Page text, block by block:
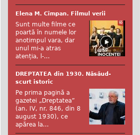
Elena M. Cîmpan. Filmul verii
Sunt multe filme ce
poartă în numele lor
anotimpul vara, dar
unul mi-a atras
atenția, l-...
DREPTATEA din 1930. Năsăud-
scurt istoric
Pe prima pagină a
gazetei „Dreptatea”
(an. IV, nr. 846, din 8
august 1930), ce
apărea la...